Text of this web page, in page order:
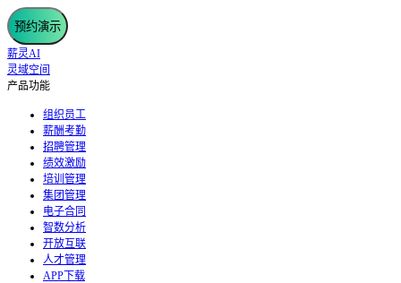
预约演示
薪灵AI
灵域空间
产品功能
组织员工
薪酬考勤
招聘管理
绩效激励
培训管理
集团管理
电子合同
智数分析
开放互联
人才管理
APP下载